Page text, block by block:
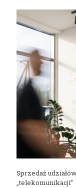
Sprzedaż
„telekomunikacji”